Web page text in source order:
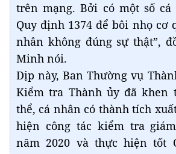
trên mạng. Bởi có một số
Quy định 1374 để bôi nhọ cơ
nhân không đúng sự thật”,
Minh nói.
Dịp này, Ban Thường vụ
Kiểm tra Thành ủy đã khen
thể, cá nhân có thành tích
hiện công tác kiểm tra
năm 2020 và thực hiện tốt